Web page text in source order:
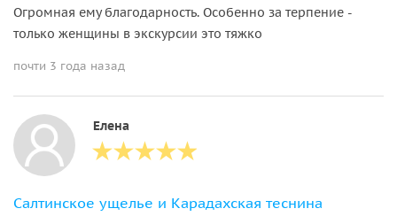
Огромная ему благодарность. Особенно за терпение -
только женщины в экскурсии это тяжко
почти 3 года назад
Елена
Салтинское ущелье и Карадахская теснина